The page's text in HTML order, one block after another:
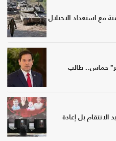
مع استعداد الاحتلال
حماس.. طالب
الانتقام بل إعادة